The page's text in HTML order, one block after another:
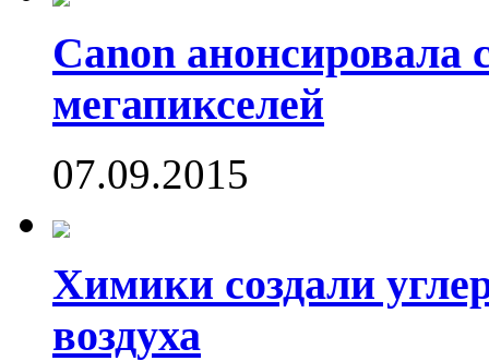
Canon анонсировала
мегапикселей
07.09.2015
Химики создали
воздуха